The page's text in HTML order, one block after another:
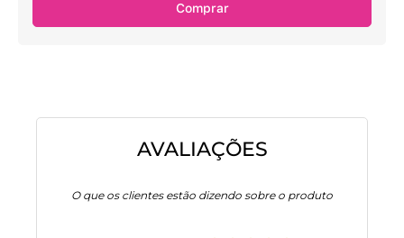
Comprar
AVALIAÇÕES
O que os clientes estão dizendo sobre o produto